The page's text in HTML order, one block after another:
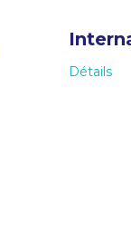
Détails